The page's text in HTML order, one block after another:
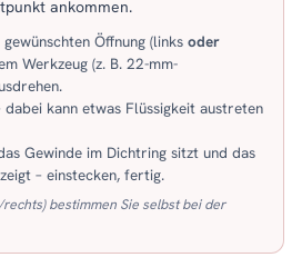
ankommen.
Öffnung (links oder
Werkzeug (z. B. 22-mm-
dabei kann etwas Flüssigkeit austreten
Gewinde im Dichtring sitzt und das
– einstecken, fertig.
bestimmen Sie selbst bei der